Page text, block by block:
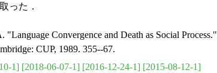
った．
Convergence and Death as Social Process."
CUP, 1989. 355--67.
1] [2018-06-07-1] [2016-12-24-1] [2015-08-12-1]